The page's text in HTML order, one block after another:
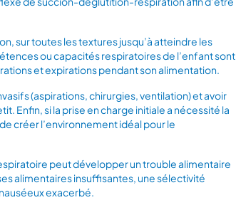
sur toutes les textures jusqu’à atteindre les
ou capacités respiratoires de l’enfant sont
et expirations pendant son alimentation.
(aspirations, chirurgies, ventilation) et avoir
Enfin, si la prise en charge initiale a nécessité la
créer l’environnement idéal pour le
peut développer un trouble alimentaire
alimentaires insuffisantes, une sélectivité
exacerbé.